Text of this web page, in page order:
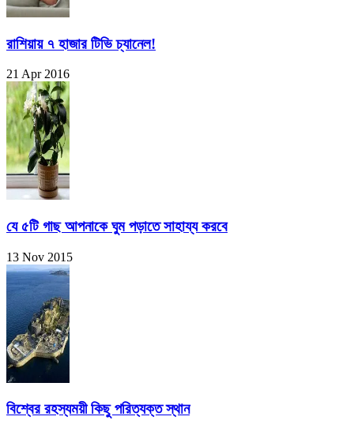
রাশিয়ায় ৭ হাজার টিভি চ্যানেল!
21 Apr 2016
যে ৫টি গাছ আপনাকে ঘুম পড়াতে সাহায্য করবে
13 Nov 2015
বিশ্বের রহস্যময়ী কিছু পরিত্যক্ত স্থান